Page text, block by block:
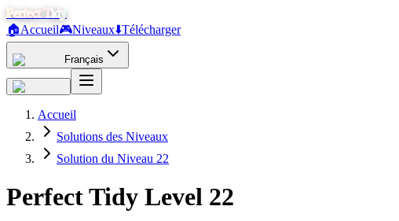
Perfect Tidy
🏠Accueil🎮Niveaux⬇️Télécharger
Français
Accueil
Solutions des Niveaux
Solution du Niveau 22
Perfect Tidy Level 22